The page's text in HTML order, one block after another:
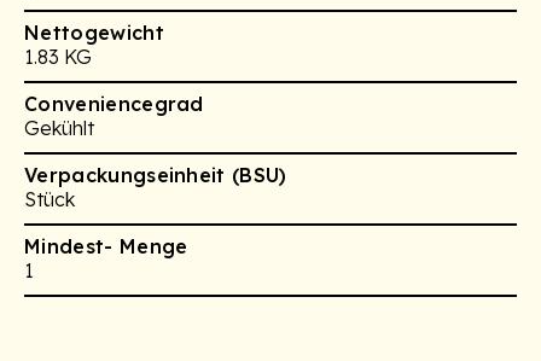
Nettogewicht
1.83 KG
Conveniencegrad
Gekühlt
Verpackungseinheit (BSU)
Stück
Mindest- Menge
1